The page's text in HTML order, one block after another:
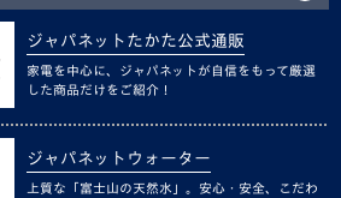
ジャパネットたかた公式通販
家電を中心に、ジャパネットが自信をもって厳選
した商品だけをご紹介！
ジャパネットウォーター
上質な「富士山の天然水」。安心・安全、こだわ